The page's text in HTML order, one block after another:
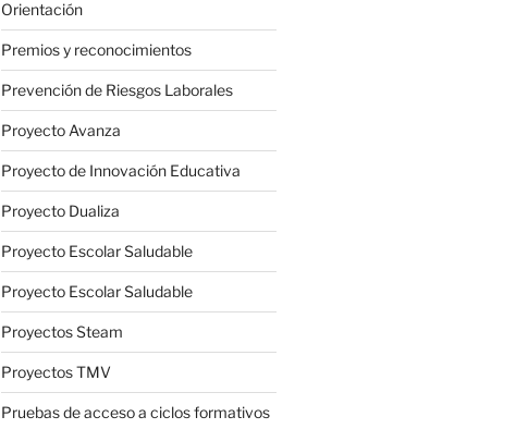
Orientación
Premios y reconocimientos
Prevención de Riesgos Laborales
Proyecto Avanza
Proyecto de Innovación Educativa
Proyecto Dualiza
Proyecto Escolar Saludable
Proyecto Escolar Saludable
Proyectos Steam
Proyectos TMV
Pruebas de acceso a ciclos formativos